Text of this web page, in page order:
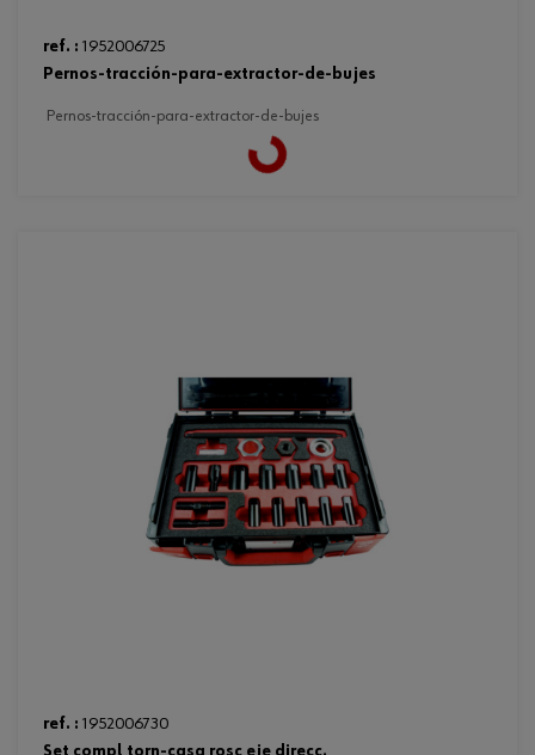
ref. : 1952006725
pernos-tracción-para-extractor-de-bujes
pernos-tracción-para-extractor-de-bujes
ref. : 1952006730
set compl torn-casq rosc eje direcc.